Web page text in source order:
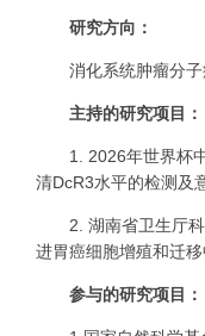
研究方向：
消化系统肿瘤分
主持的研究项目：
1. 2026年世界杯
清DcR3水平的检测及
2. 湖南省卫生厅科
进胃癌细胞增殖和迁
参与的研究项目：